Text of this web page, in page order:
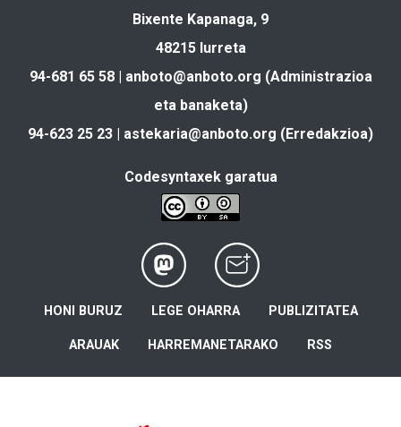
Bixente Kapanaga, 9
48215 Iurreta
94-681 65 58 | anboto@anboto.org (Administrazioa
eta banaketa)
94-623 25 23 | astekaria@anboto.org (Erredakzioa)
Codesyntaxek garatua
HONI BURUZ LEGE OHARRA PUBLIZITATEA
ARAUAK HARREMANETARAKO RSS